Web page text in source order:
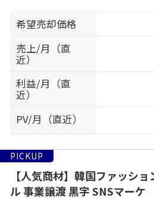
希望売却価格
売上/月（直
近）
利益/月（直
近）
PV/月（直近）
PICKUP
【人気商材】韓国ファッシ
ル 事業譲渡 黒字 SNSマーケ